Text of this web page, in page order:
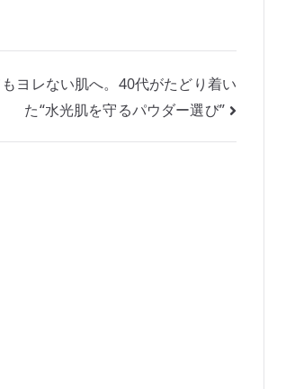
ヨレない肌へ。40代がたどり着い
た“水光肌を守るパウダー選び”